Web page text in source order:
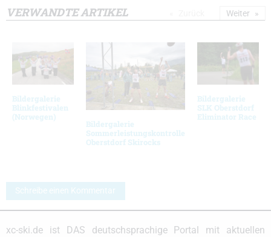
VERWANDTE ARTIKEL
Bildergalerie
Blinkfestivalen
(Norwegen)
Bildergalerie
Sommerleistungskontrolle
Oberstdorf Skirocks
Bildergalerie
SLK Oberstdorf
Eliminator Race
Weiter
Schreibe einen Kommentar
xc-ski.de ist DAS deutschsprachige Portal mit aktuellen